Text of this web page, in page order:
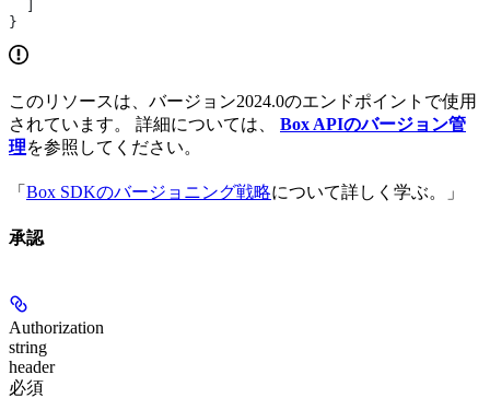
}
このリソースは、バージョン2024.0のエンドポイントで使用
されています。 詳細については、 Box APIのバージョン管
理を参照してください。
「 Box SDKのバージョニング戦略について詳しく学ぶ。」
承認
Authorization
string
header
必須